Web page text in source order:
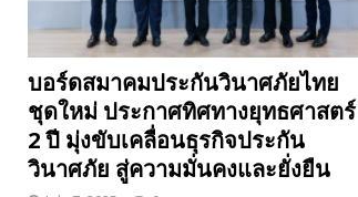
บอร์ดสมาคมประกันวินาศภัยไทย
ชุดใหม่ ประกาศทิศทางยุทธศาสตร์
2 ปี มุ่งขับเคลื่อนธุรกิจประกัน
วินาศภัย สู่ความมั่นคงและยั่งยืน